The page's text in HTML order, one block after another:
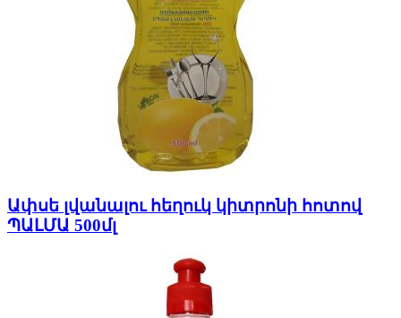
Ափսե լվանալու հեղուկ կիտրոնի հոտով
ՊԱԼՄԱ 500մլ